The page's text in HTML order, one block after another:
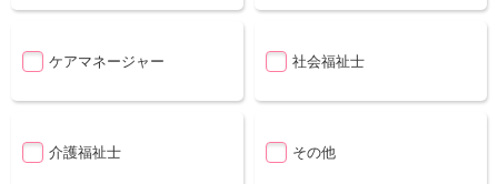
ケアマネージャー 社会福祉士
介護福祉士 その他